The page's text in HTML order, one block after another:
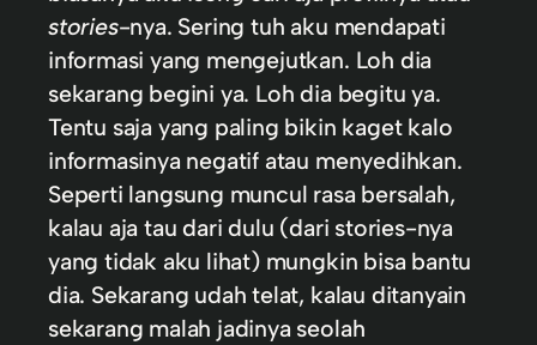
stories-nya. Sering tuh aku mendapati
informasi yang mengejutkan. Loh dia
sekarang begini ya. Loh dia begitu ya.
Tentu saja yang paling bikin kaget kalo
informasinya negatif atau menyedihkan.
Seperti langsung muncul rasa bersalah,
kalau aja tau dari dulu (dari stories-nya
yang tidak aku lihat) mungkin bisa bantu
dia. Sekarang udah telat, kalau ditanyain
sekarang malah jadinya seolah